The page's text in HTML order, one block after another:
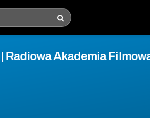
Radiowa Akademia